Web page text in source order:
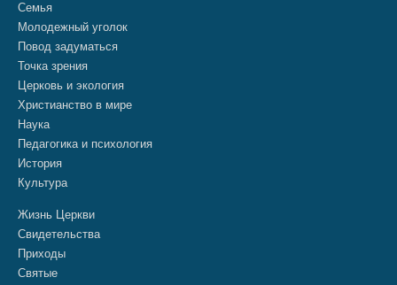
Семья
Молодежный уголок
Повод задуматься
Точка зрения
Церковь и экология
Христианство в мире
Наука
Педагогика и психология
История
Культура
Жизнь Церкви
Свидетельства
Приходы
Святые